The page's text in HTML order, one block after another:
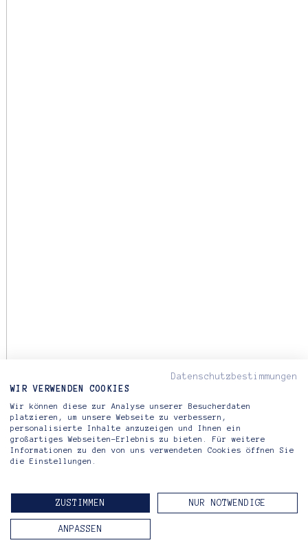
Datenschutzbestimmungen
WIR VERWENDEN COOKIES
Wir können diese zur Analyse unserer Besucherdaten
platzieren, um unsere Webseite zu verbessern,
personalisierte Inhalte anzuzeigen und Ihnen ein
großartiges Webseiten-Erlebnis zu bieten. Für weitere
Informationen zu den von uns verwendeten Cookies öffnen Sie
die Einstellungen.
ZUSTIMMEN NUR NOTWENDIGE
ANPASSEN